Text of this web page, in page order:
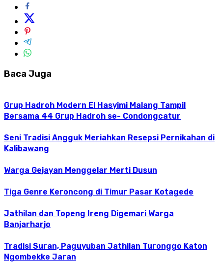
Baca Juga
Grup Hadroh Modern El Hasyimi Malang Tampil
Bersama 44 Grup Hadroh se- Condongcatur
Seni Tradisi Angguk Meriahkan Resepsi Pernikahan di
Kalibawang
Warga Gejayan Menggelar Merti Dusun
Tiga Genre Keroncong di Timur Pasar Kotagede
Jathilan dan Topeng Ireng Digemari Warga
Banjarharjo
Tradisi Suran, Paguyuban Jathilan Turonggo Katon
Ngombekke Jaran